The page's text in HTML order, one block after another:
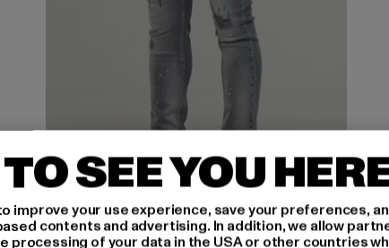
SEE YOU
improve your use experience, save your preferences,
contents and advertising. In addition, we allow
processing of your data in the USA or other countries